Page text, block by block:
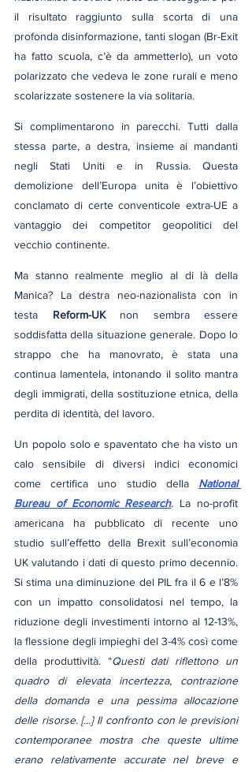
il risultato raggiunto sulla scorta di una
profonda disinformazione, tanti slogan (Br-Exit
ha fatto scuola, c’è da ammetterlo), un voto
polarizzato che vedeva le zone rurali e meno
scolarizzate sostenere la via solitaria.
Si complimentarono in parecchi. Tutti dalla
stessa parte, a destra, insieme ai mandanti
negli Stati Uniti e in Russia. Questa
demolizione dell’Europa unita è l’obiettivo
conclamato di certe conventicole extra-UE a
vantaggio dei competitor geopolitici del
vecchio continente.
Ma stanno realmente meglio al di là della
Manica? La destra neo-nazionalista con in
testa Reform-UK non sembra essere
soddisfatta della situazione generale. Dopo lo
strappo che ha manovrato, è stata una
continua lamentela, intonando il solito mantra
degli immigrati, della sostituzione etnica, della
perdita di identità, del lavoro.
Un popolo solo e spaventato che ha visto un
calo sensibile di diversi indici economici
come certifica uno studio della National
Bureau of Economic Research. La no-profit
americana ha pubblicato di recente uno
studio sull’effetto della Brexit sull’economia
UK valutando i dati di questo primo decennio.
Si stima una diminuzione del PIL fra il 6 e l’8%
con un impatto consolidatosi nel tempo, la
riduzione degli investimenti intorno al 12-13%,
la flessione degli impieghi del 3-4% così come
della produttività. “Questi dati riflettono un
quadro di elevata incertezza, contrazione
della domanda e una pessima allocazione
delle risorse. [...] Il confronto con le previsioni
contemporanee mostra che queste ultime
erano relativamente accurate nel breve e